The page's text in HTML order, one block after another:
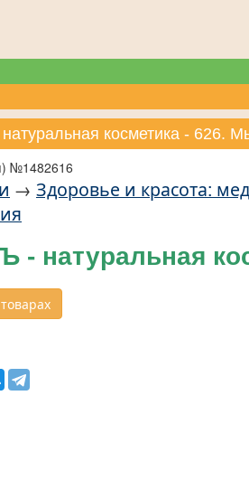
косметика - 626.
№1482616
→ Здоровье и красота:
- натуральная